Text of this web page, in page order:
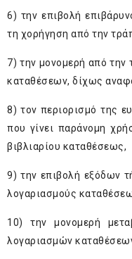
6) την επιβολή
τη χορήγηση από την
7) την μονομερή από την
καταθέσεων, δίχως
8) τον περιορισμό της
που γίνει παράνομη
βιβλιαρίου καταθέσεως,
9) την επιβολή εξόδων
λογαριασμούς
10) την μονομερή
λογαριασμών